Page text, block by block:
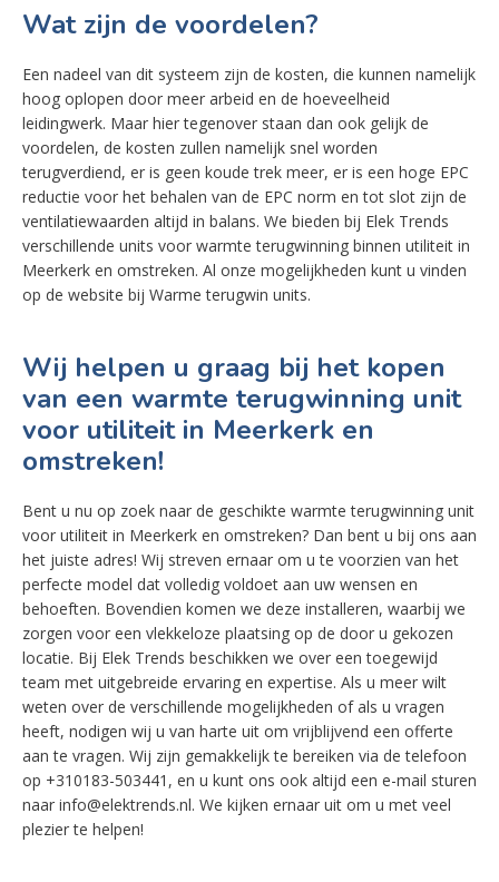
Wat zijn de voordelen?
Een nadeel van dit systeem zijn de kosten, die kunnen namelijk
hoog oplopen door meer arbeid en de hoeveelheid
leidingwerk. Maar hier tegenover staan dan ook gelijk de
voordelen, de kosten zullen namelijk snel worden
terugverdiend, er is geen koude trek meer, er is een hoge EPC
reductie voor het behalen van de EPC norm en tot slot zijn de
ventilatiewaarden altijd in balans. We bieden bij Elek Trends
verschillende units voor warmte terugwinning binnen utiliteit in
Meerkerk en omstreken. Al onze mogelijkheden kunt u vinden
op de website bij Warme terugwin units.
Wij helpen u graag bij het kopen
van een warmte terugwinning unit
voor utiliteit in Meerkerk en
omstreken!
Bent u nu op zoek naar de geschikte warmte terugwinning unit
voor utiliteit in Meerkerk en omstreken? Dan bent u bij ons aan
het juiste adres! Wij streven ernaar om u te voorzien van het
perfecte model dat volledig voldoet aan uw wensen en
behoeften. Bovendien komen we deze installeren, waarbij we
zorgen voor een vlekkeloze plaatsing op de door u gekozen
locatie. Bij Elek Trends beschikken we over een toegewijd
team met uitgebreide ervaring en expertise. Als u meer wilt
weten over de verschillende mogelijkheden of als u vragen
heeft, nodigen wij u van harte uit om vrijblijvend een offerte
aan te vragen. Wij zijn gemakkelijk te bereiken via de telefoon
op +310183-503441, en u kunt ons ook altijd een e-mail sturen
naar info@elektrends.nl. We kijken ernaar uit om u met veel
plezier te helpen!